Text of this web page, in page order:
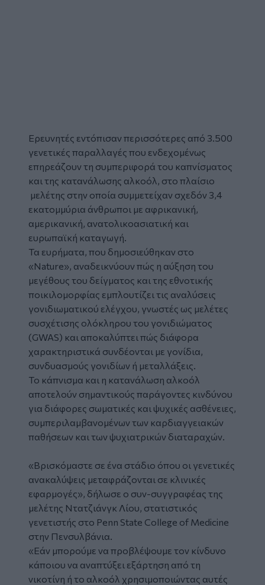
Ερευνητές εντόπισαν περισσότερες από 3.500
γενετικές παραλλαγές που ενδεχομένως
επηρεάζουν τη συμπεριφορά του καπνίσματος
και της κατανάλωσης αλκοόλ, στο πλαίσιο
μελέτης στην οποία συμμετείχαν σχεδόν 3,4
εκατομμύρια άνθρωποι με αφρικανική,
αμερικανική, ανατολικοασιατική και
ευρωπαϊκή καταγωγή.
Τα ευρήματα, που δημοσιεύθηκαν στο
«Nature», αναδεικνύουν πώς η αύξηση του
μεγέθους του δείγματος και της εθνοτικής
ποικιλομορφίας εμπλουτίζει τις αναλύσεις
γονιδιωματικού ελέγχου, γνωστές ως μελέτες
συσχέτισης ολόκληρου του γονιδιώματος
(GWAS) και αποκαλύπτει πώς διάφορα
χαρακτηριστικά συνδέονται με γονίδια,
συνδυασμούς γονιδίων ή μεταλλάξεις.
Το κάπνισμα και η κατανάλωση αλκοόλ
αποτελούν σημαντικούς παράγοντες κινδύνου
για διάφορες σωματικές και ψυχικές ασθένειες,
συμπεριλαμβανομένων των καρδιαγγειακών
παθήσεων και των ψυχιατρικών διαταραχών.
«Βρισκόμαστε σε ένα στάδιο όπου οι γενετικές
ανακαλύψεις μεταφράζονται σε κλινικές
εφαρμογές», δήλωσε ο συν-συγγραφέας της
μελέτης Ντατζιάνγκ Λίου, στατιστικός
γενετιστής στο Penn State College of Medicine
στην Πενσυλβάνια.
«Εάν μπορούμε να προβλέψουμε τον κίνδυνο
κάποιου να αναπτύξει εξάρτηση από τη
νικοτίνη ή το αλκοόλ χρησιμοποιώντας αυτές